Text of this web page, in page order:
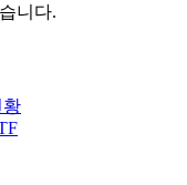
니다.
황